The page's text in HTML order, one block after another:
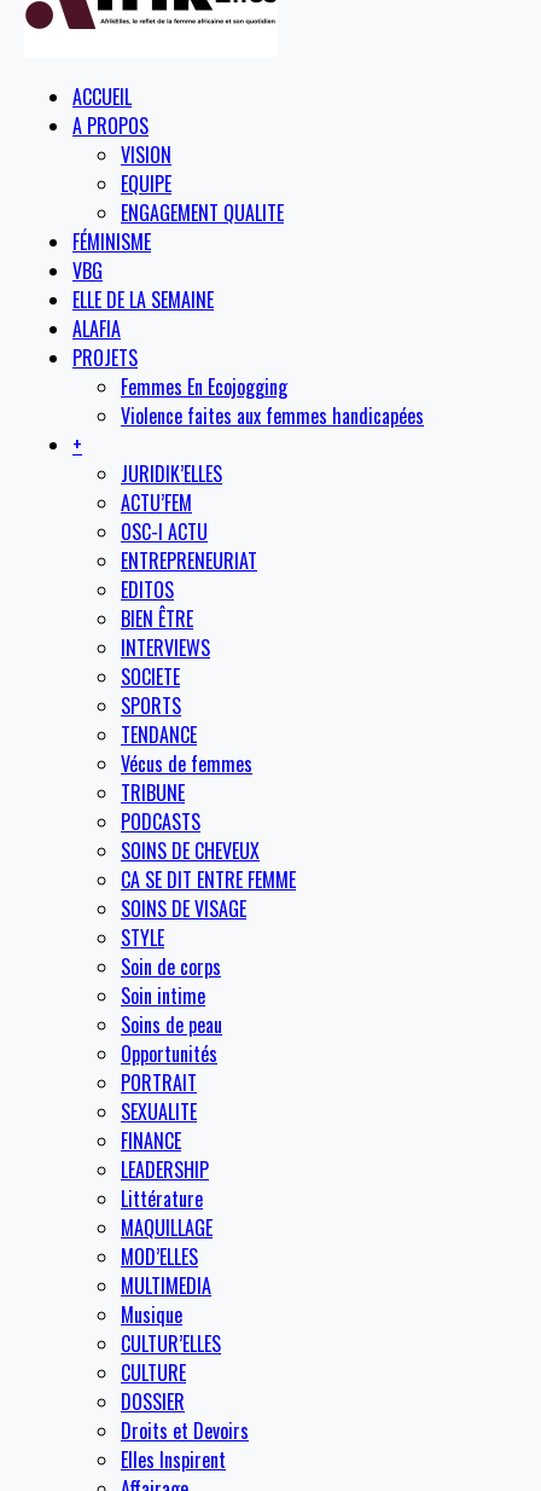
ACCUEIL
A PROPOS
VISION
EQUIPE
ENGAGEMENT QUALITE
FÉMINISME
VBG
ELLE DE LA SEMAINE
ALAFIA
PROJETS
Femmes En Ecojogging
Violence faites aux femmes handicapées
+
JURIDIK’ELLES
ACTU’FEM
OSC-I ACTU
ENTREPRENEURIAT
EDITOS
BIEN ÊTRE
INTERVIEWS
SOCIETE
SPORTS
TENDANCE
Vécus de femmes
TRIBUNE
PODCASTS
SOINS DE CHEVEUX
CA SE DIT ENTRE FEMME
SOINS DE VISAGE
STYLE
Soin de corps
Soin intime
Soins de peau
Opportunités
PORTRAIT
SEXUALITE
FINANCE
LEADERSHIP
Littérature
MAQUILLAGE
MOD’ELLES
MULTIMEDIA
Musique
CULTUR’ELLES
CULTURE
DOSSIER
Droits et Devoirs
Elles Inspirent